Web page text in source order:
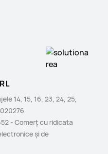
14, 15, 16, 23, 24, 25,
- Comerţ cu ridicata
şi de